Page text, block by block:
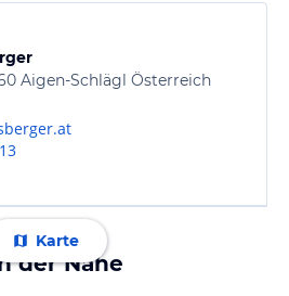
Aigen-Schlägl Österreich
Karte
der Nähe